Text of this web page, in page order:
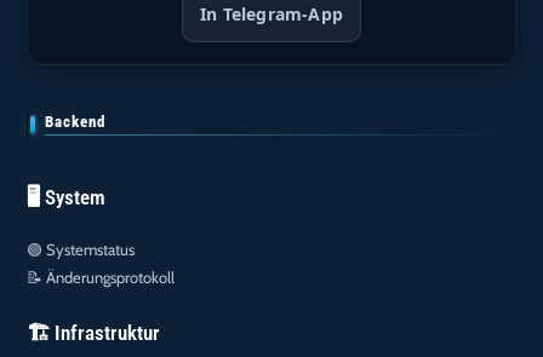
In Telegram-App
Backend
🖥️ System
🟢Systemstatus
📝Änderungsprotokoll
🏗️ Infrastruktur